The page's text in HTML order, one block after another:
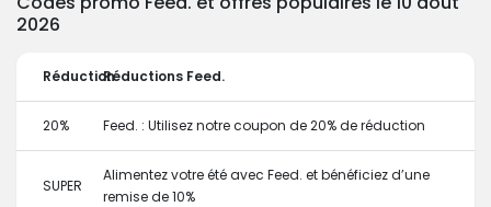
2026
RéductionRéductions Feed.
20% Feed. : Utilisez notre coupon de 20% de réduction
SUPER
Alimentez votre été avec Feed. et bénéficiez d’une
remise de 10%